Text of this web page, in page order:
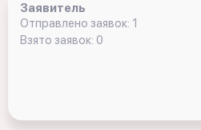
Заявитель
Отправлено заявок: 1
Взято заявок: 0